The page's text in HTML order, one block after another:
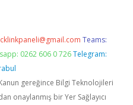
Teams:
0262 606 0 726 Telegram:
Kanun gereğince Bilgi Teknolojileri
onaylanmış bir Yer Sağlayıcı